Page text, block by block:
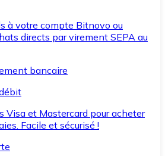
à votre compte Bitnovo ou
directs par virement SEPA au
bancaire
Visa et Mastercard pour acheter
Facile et sécurisé !